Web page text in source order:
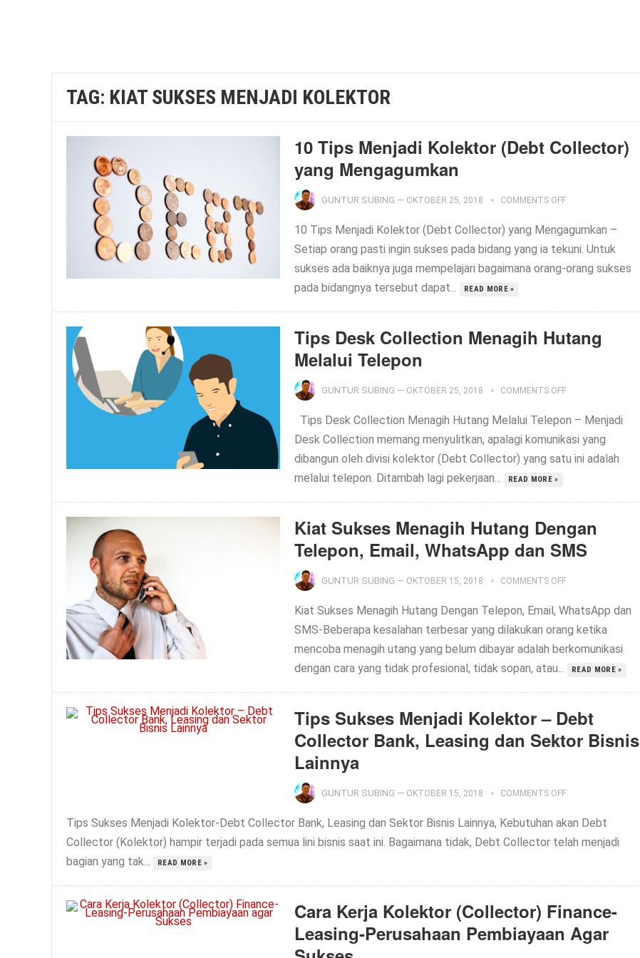
TAG: KIAT SUKSES MENJADI KOLEKTOR
10 Tips Menjadi Kolektor (Debt Collector)
yang Mengagumkan
GUNTUR SUBING — OKTOBER 25, 2018 COMMENTS OFF
10 Tips Menjadi Kolektor (Debt Collector) yang Mengagumkan –
Setiap orang pasti ingin sukses pada bidang yang ia tekuni. Untuk
sukses ada baiknya juga mempelajari bagaimana orang-orang sukses
pada bidangnya tersebut dapat...
READ MORE »
Tips Desk Collection Menagih Hutang
Melalui Telepon
GUNTUR SUBING — OKTOBER 25, 2018 COMMENTS OFF
Tips Desk Collection Menagih Hutang Melalui Telepon – Menjadi
Desk Collection memang menyulitkan, apalagi komunikasi yang
dibangun oleh divisi kolektor (Debt Collector) yang satu ini adalah
melalui telepon. Ditambah lagi pekerjaan...
READ MORE »
Kiat Sukses Menagih Hutang Dengan
Telepon, Email, WhatsApp dan SMS
GUNTUR SUBING — OKTOBER 15, 2018 COMMENTS OFF
Kiat Sukses Menagih Hutang Dengan Telepon, Email, WhatsApp dan
SMS-Beberapa kesalahan terbesar yang dilakukan orang ketika
mencoba menagih utang yang belum dibayar adalah berkomunikasi
dengan cara yang tidak profesional, tidak sopan, atau...
READ MORE »
Tips Sukses Menjadi Kolektor – Debt
Collector Bank, Leasing dan Sektor Bisnis
Lainnya
GUNTUR SUBING — OKTOBER 15, 2018 COMMENTS OFF
Tips Sukses Menjadi Kolektor-Debt Collector Bank, Leasing dan Sektor Bisnis Lainnya, Kebutuhan akan Debt
Collector (Kolektor) hampir terjadi pada semua lini bisnis saat ini. Bagaimana tidak, Debt Collector telah menjadi
bagian yang tak...
READ MORE »
Cara Kerja Kolektor (Collector) Finance-
Leasing-Perusahaan Pembiayaan Agar